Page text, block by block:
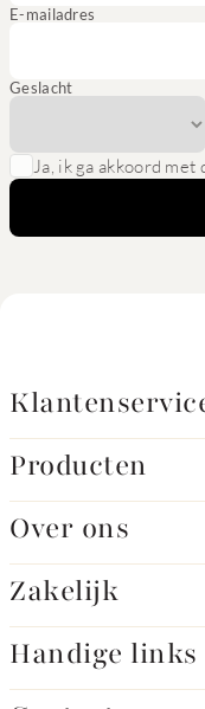
E-mailadres
Geslacht
Ja, ik ga akkoord met
Producten
Over ons
Zakelijk
Handige links